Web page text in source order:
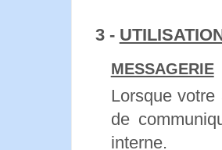
3 -
MESSAGERIE
Lorsque
de
interne.